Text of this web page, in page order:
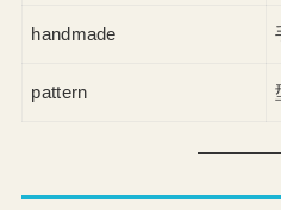
handmade
pattern